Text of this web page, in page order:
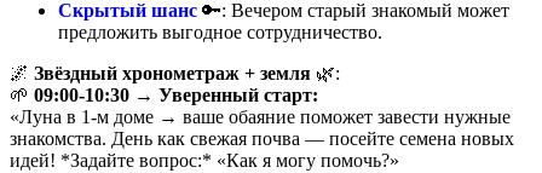
Скрытый шанс 🔑: Вечером старый знакомый может
предложить выгодное сотрудничество.
🌌 Звёздный хронометраж + земля 🌿:
🌱 09:00-10:30 → Уверенный старт:
«Луна в 1-м доме → ваше обаяние поможет завести нужные
знакомства. День как свежая почва — посейте семена новых
идей! *Задайте вопрос:* «Как я могу помочь?»